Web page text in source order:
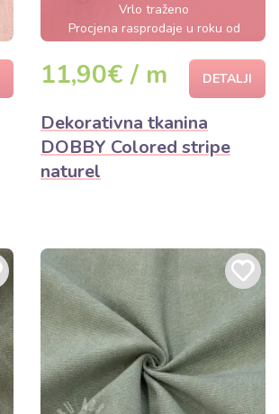
Vrlo traženo
Procjena rasprodaje u roku od
nekoliko sati
11,90€ / m DETALJI
Dekorativna tkanina
DOBBY Colored stripe
naturel